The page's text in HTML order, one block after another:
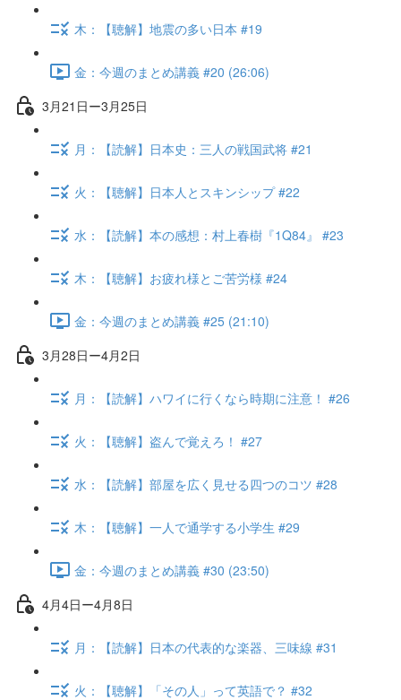
木：【聴解】地震の多い日本 #19
金：今週のまとめ講義 #20 (26:06)
3月21日ー3月25日
月：【読解】日本史：三人の戦国武将 #21
火：【聴解】日本人とスキンシップ #22
水：【読解】本の感想：村上春樹『1Q84』 #23
木：【聴解】お疲れ様とご苦労様 #24
金：今週のまとめ講義 #25 (21:10)
3月28日ー4月2日
月：【読解】ハワイに行くなら時期に注意！ #26
火：【聴解】盗んで覚えろ！ #27
水：【読解】部屋を広く見せる四つのコツ #28
木：【聴解】一人で通学する小学生 #29
金：今週のまとめ講義 #30 (23:50)
4月4日ー4月8日
月：【読解】日本の代表的な楽器、三味線 #31
火：【聴解】「その人」って英語で？ #32